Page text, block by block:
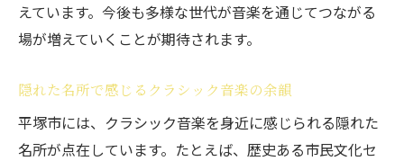
えています。今後も多様な世代が音楽を通じてつながる
場が増えていくことが期待されます。
隠れた名所で感じるクラシック音楽の余韻
平塚市には、クラシック音楽を身近に感じられる隠れた
名所が点在しています。たとえば、歴史ある市民文化セ